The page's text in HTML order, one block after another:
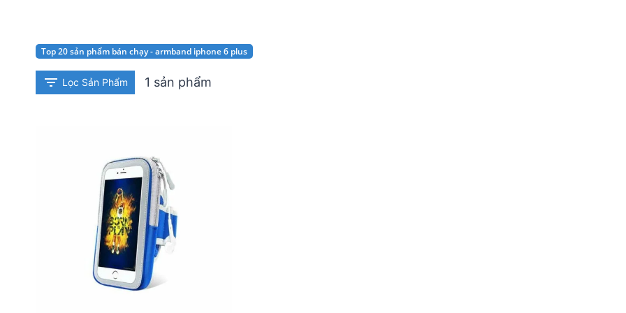
Top 20 sản phẩm bán chạy - armband iphone 6 plus
Lọc Sản Phẩm 1 sản phẩm